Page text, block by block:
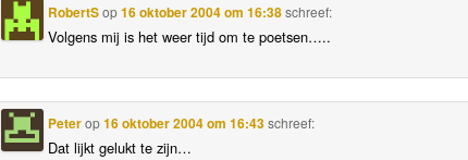
RobertSop16 oktober 2004 om 16:38schreef:
Volgens mij is het weer tijd om te poetsen…..
Peterop16 oktober 2004 om 16:43schreef:
Dat lijkt gelukt te zijn…